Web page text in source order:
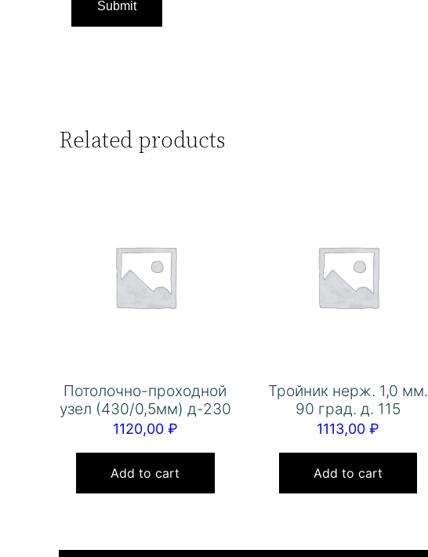
Related products
Потолочно-проходной
узел (430/0,5мм) д-230
1120,00 ₽
Add to cart
Тройник нерж. 1,0 мм.
90 град. д. 115
1113,00 ₽
Add to cart